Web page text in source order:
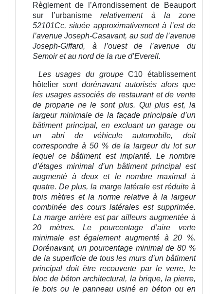
Règlement de l’Arrondissement de Beauport
sur l’urbanisme relativement à la zone
52101Cc, située approximativement à l’est de
l’avenue Joseph-Casavant, au sud de l’avenue
Joseph-Giffard, à l’ouest de l’avenue du
Semoir et au nord de la rue d’Everell.
Les usages du groupeC10 établissement
hôteliersont dorénavant autorisés alors que
les usages associés de restaurant et de vente
de propane ne le sont plus. Qui plus est, la
largeur minimale de la façade principale d’un
bâtiment principal, en excluant un garage ou
un abri de véhicule automobile, doit
correspondre à 50 % de la largeur du lot sur
lequel ce bâtiment est implanté. Le nombre
d’étages minimal d’un bâtiment principal est
augmenté à deux et le nombre maximal à
quatre. De plus, la marge latérale est réduite à
trois mètres et la norme relative à la largeur
combinée des cours latérales est supprimée.
La marge arrière est par ailleurs augmentée à
20 mètres. Le pourcentage d’aire verte
minimale est également augmenté à 20 %.
Dorénavant, un pourcentage minimal de 80 %
de la superficie de tous les murs d’un bâtiment
principal doit être recouverte par le verre, le
bloc de béton architectural, la brique, la pierre,
le bois ou le panneau usiné en béton ou en